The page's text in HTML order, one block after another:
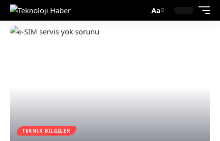
Aa
TEKNIK BILGILER